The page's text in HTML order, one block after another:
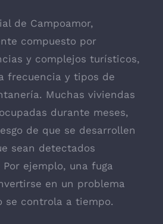
de Campoamor,
compuesto por
y complejos turísticos,
frecuencia y tipos de
Muchas viviendas
durante meses,
de que se desarrollen
sean detectados
ejemplo, una fuga
en un problema
se controla a tiempo.